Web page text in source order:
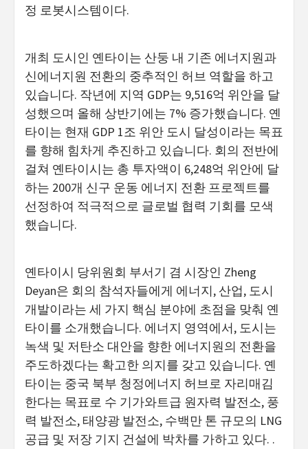
정 로봇시스템이다.
개최 도시인 옌타이는 산둥 내 기존 에너지원과
신에너지원 전환의 중추적인 허브 역할을 하고
있습니다. 작년에 지역 GDP는 9,516억 위안을 달
성했으며 올해 상반기에는 7% 증가했습니다. 옌
타이는 현재 GDP 1조 위안 도시 달성이라는 목표
를 향해 힘차게 추진하고 있습니다. 회의 전반에
걸쳐 옌타이시는 총 투자액이 6,248억 위안에 달
하는 200개 신구 운동 에너지 전환 프로젝트를
선정하여 적극적으로 글로벌 협력 기회를 모색
했습니다.
옌타이시 당위원회 부서기 겸 시장인 Zheng
Deyan은 회의 참석자들에게 에너지, 산업, 도시
개발이라는 세 가지 핵심 분야에 초점을 맞춰 옌
타이를 소개했습니다. 에너지 영역에서, 도시는
녹색 및 저탄소 대안을 향한 에너지원의 전환을
주도하겠다는 확고한 의지를 갖고 있습니다. 옌
타이는 중국 북부 청정에너지 허브로 자리매김
한다는 목표로 수 기가와트급 원자력 발전소, 풍
력 발전소, 태양광 발전소, 수백만 톤 규모의 LNG
공급 및 저장 기지 건설에 박차를 가하고 있다. .